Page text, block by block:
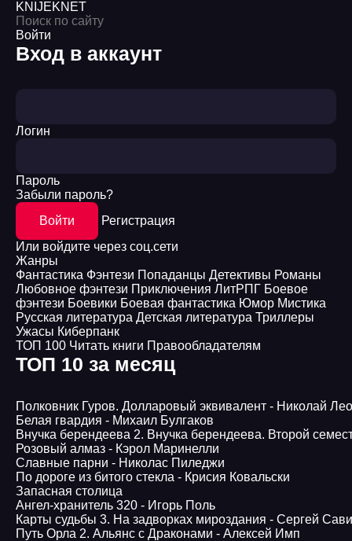
KNIJEKNET
Войти
Вход в аккаунт
Логин
Пароль
Забыли пароль?
Войти
Регистрация
Или войдите через соц.сети
Жанры
Фантастика Фэнтези Попаданцы Детективы Романы
Любовное фэнтези Приключения ЛитРПГ Боевое
фэнтези Боевики Боевая фантастика Юмор Мистика
Русская литература Детская литература Триллеры
Ужасы Киберпанк
ТОП 100 Читать книги Правообладателям
ТОП 10 за месяц
Полковник Гуров. Долларовый эквивалент - Николай
Белая гвардия - Михаил Булгаков
Внучка берендеева 2. Внучка берендеева. Второй
Розовый алмаз - Кэрол Маринелли
Славные парни - Николас Пиледжи
По дороге из битого стекла - Крисия Ковальски
Запасная столица
Ангел-хранитель 320 - Игорь Поль
Карты судьбы 3. На задворках мироздания - Сергей
Путь Орла 2. Альянс с Драконами - Алексей Имп